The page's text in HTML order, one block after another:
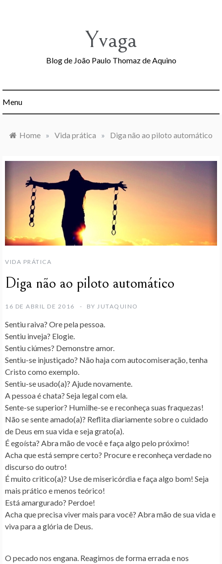
Yvaga
Blog de João Paulo Thomaz de Aquino
Menu
Home » Vida prática » Diga não ao piloto automático
VIDA PRÁTICA
Diga não ao piloto automático
16 DE ABRIL DE 2016 BY JUTAQUINO
Sentiu raiva? Ore pela pessoa.
Sentiu inveja? Elogie.
Sentiu ciúmes? Demonstre amor.
Sentiu-se injustiçado? Não haja com autocomiseração, tenha
Cristo como exemplo.
Sentiu-se usado(a)? Ajude novamente.
A pessoa é chata? Seja legal com ela.
Sente-se superior? Humilhe-se e reconheça suas fraquezas!
Não se sente amado(a)? Reflita diariamente sobre o cuidado
de Deus em sua vida e seja grato(a).
É egoísta? Abra mão de você e faça algo pelo próximo!
Acha que está sempre certo? Procure e reconheça verdade no
discurso do outro!
É muito critico(a)? Use de misericórdia e faça algo bom! Seja
mais prático e menos teórico!
Está amargurado? Perdoe!
Acha que precisa viver mais para você? Abra mão de sua vida e
viva para a glória de Deus.
O pecado nos engana. Reagimos de forma errada e nos